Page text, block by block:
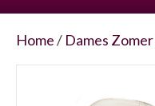
Home/ Dames Zomer